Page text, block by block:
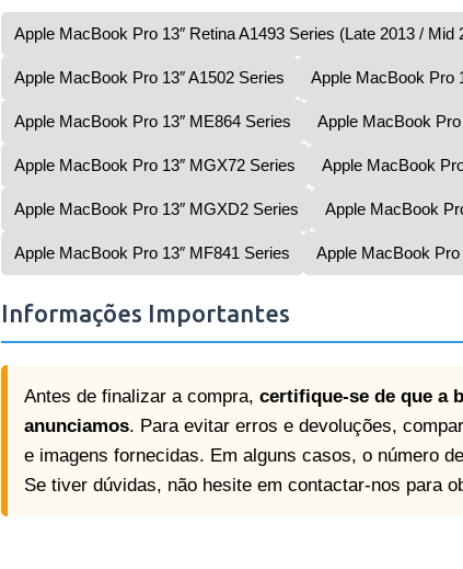
Apple MacBook Pro 13″ Retina A1493 Series (Late 2013 / Mid
Apple MacBook Pro 13″ A1502 Series Apple MacBook Pro
Apple MacBook Pro 13″ ME864 Series Apple MacBook
Apple MacBook Pro 13″ MGX72 Series Apple MacBook
Apple MacBook Pro 13″ MGXD2 Series Apple MacBook
Apple MacBook Pro 13″ MF841 Series Apple MacBook Pro
Informações Importantes
Antes de finalizar a compra, certifique-se de que a
anunciamos. Para evitar erros e devoluções,
e imagens fornecidas. Em alguns casos, o número
Se tiver dúvidas, não hesite em contactar-nos para